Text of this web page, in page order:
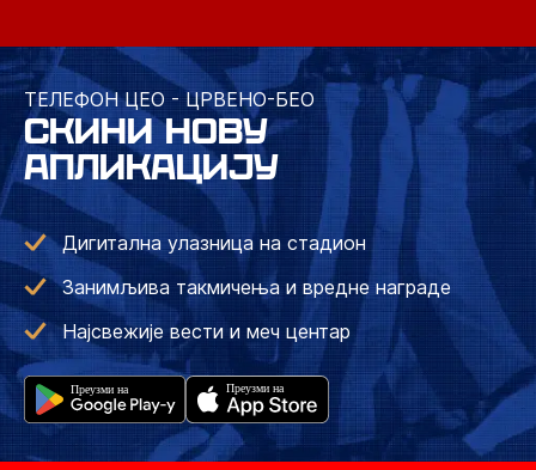
ТЕЛЕФОН ЦЕО - ЦРВЕНО-БЕО
СКИНИ НОВУ
АПЛИКАЦИЈУ
Дигитална улазница на стадион
Занимљива такмичења и вредне награде
Најсвежије вести и меч центар